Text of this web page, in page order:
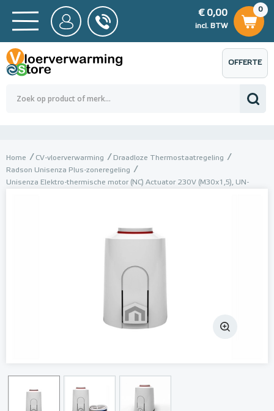
BTW
0,00
0
€ 0,00
incl. BTW
€ 0,00
OFFERTE
AANVRAGEN
Home CV-vloerverwarming
Draadloze Thermostaatregeling
Radson Unisenza Plus-zoneregeling
Unisenza Elektro-thermische motor (NC) Actuator 230V (M30x1,5), UN-